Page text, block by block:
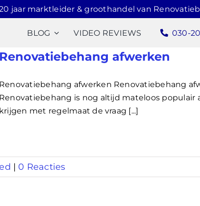
jaar marktleider & groothandel van
BLOG VIDEO REVIEWS 030-
Renovatiebehang afwerken
Renovatiebehang afwerken Renovatiebehang
Renovatiebehang is nog altijd mateloos populair
krijgen met regelmaat de vraag [...]
| 0 Reacties